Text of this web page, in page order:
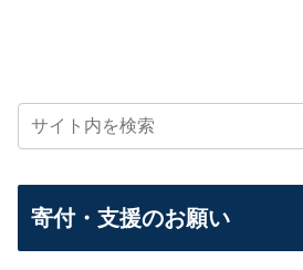
寄付・支援のお願い